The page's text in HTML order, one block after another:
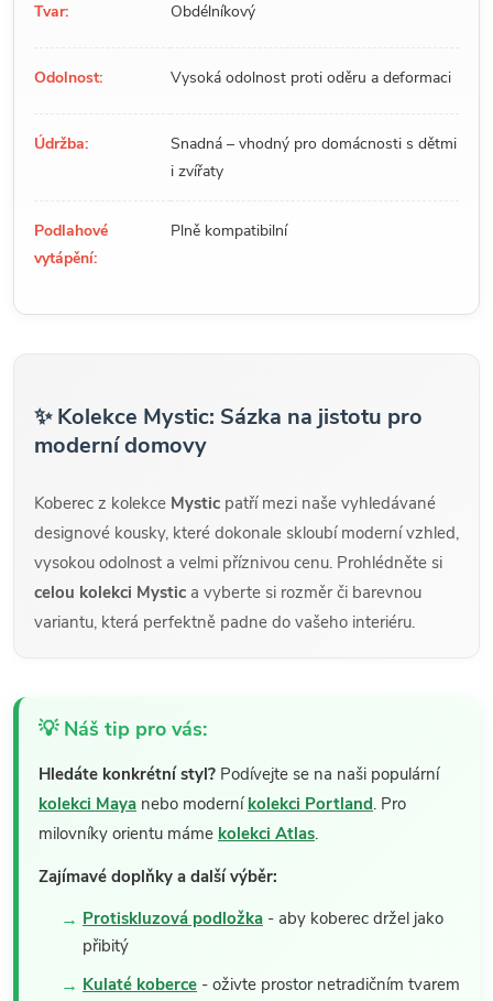
Tvar: Obdélníkový
Odolnost: Vysoká odolnost proti oděru a deformaci
Údržba:
Snadná – vhodný pro domácnosti s dětmi
i zvířaty
Podlahové
vytápění:
Plně kompatibilní
✨ Kolekce Mystic: Sázka na jistotu pro
moderní domovy
Koberec z kolekce Mystic patří mezi naše vyhledávané
designové kousky, které dokonale skloubí moderní vzhled,
vysokou odolnost a velmi příznivou cenu. Prohlédněte si
celou kolekci Mystic a vyberte si rozměr či barevnou
variantu, která perfektně padne do vašeho interiéru.
💡 Náš tip pro vás:
Hledáte konkrétní styl? Podívejte se na naši populární
kolekci Maya nebo moderní kolekci Portland. Pro
milovníky orientu máme kolekci Atlas.
Zajímavé doplňky a další výběr:
Protiskluzová podložka - aby koberec držel jako
přibitý
Kulaté koberce - oživte prostor netradičním tvarem